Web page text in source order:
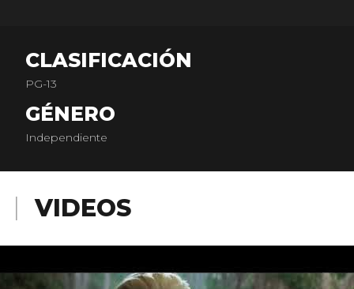
CLASIFICACIÓN
PG-13
GÉNERO
Independiente
VIDEOS